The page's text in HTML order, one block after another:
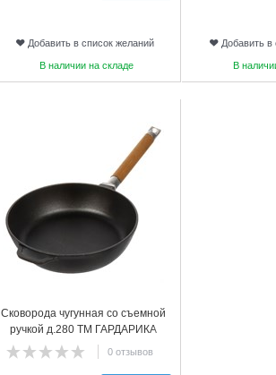
Добавить в список желаний
В наличии на складе
Добавить в
В
Сковорода чугунная со съемной
ручкой д.280 ТМ ГАРДАРИКА
0328
0 отзывов